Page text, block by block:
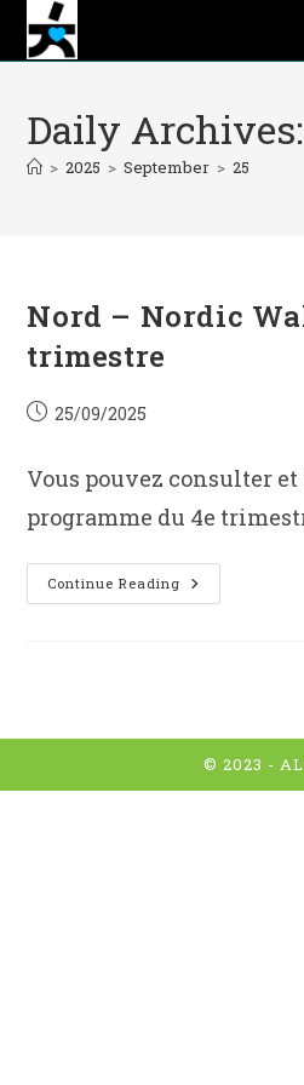
Daily
> 2025 > September > 25
Nord – Nordic
trimestre
Post25/09/2025
Vous pouvez consulter
programme du 4e
Continue Reading Nord
–
© 2023 -